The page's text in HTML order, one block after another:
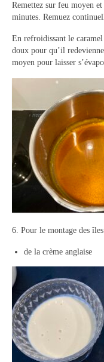
Remettez sur feu moyen
minutes. Remuez
En refroidissant le
doux pour qu’il
moyen pour laisser
6. Pour le montage des
de la crème anglaise